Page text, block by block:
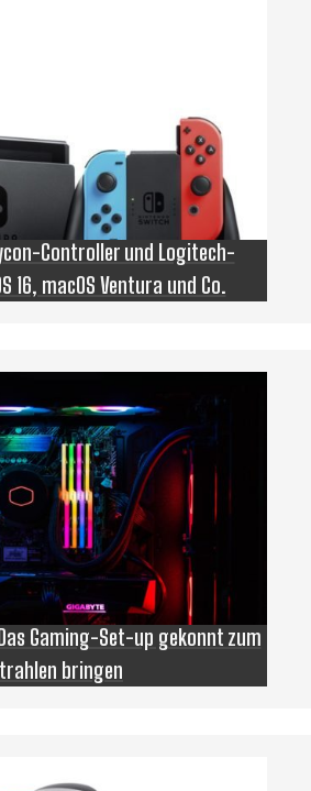
Controller und Logitech-
16, macOS Ventura und Co.
Gaming-Set-up gekonnt zum
bringen